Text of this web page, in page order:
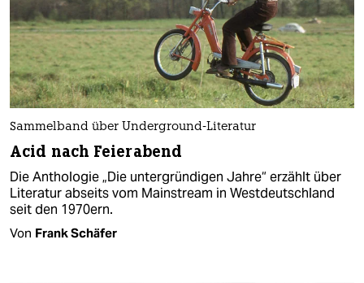
Sammelband über Underground-Literatur
Acid nach Feierabend
Die Anthologie „Die untergründigen Jahre“ erzählt über
Literatur abseits vom Mainstream in Westdeutschland
seit den 1970ern.
Von Frank Schäfer